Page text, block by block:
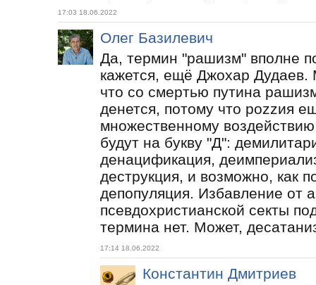
17:03 18.06.2022
Олег Базилевич
Да, термин "рашизм" вполне
кажется, ещё Джохар Дудаев.
что со смертью путина
денется, потому что роzzия
множественному
будут на букву "Д":
денацификация,
деструкция, и возможно, как
депопуляция. Избавление от
псевдохристианской секты
термина нет. Может,
17:14 18.06.2022
Константин Дмитриев